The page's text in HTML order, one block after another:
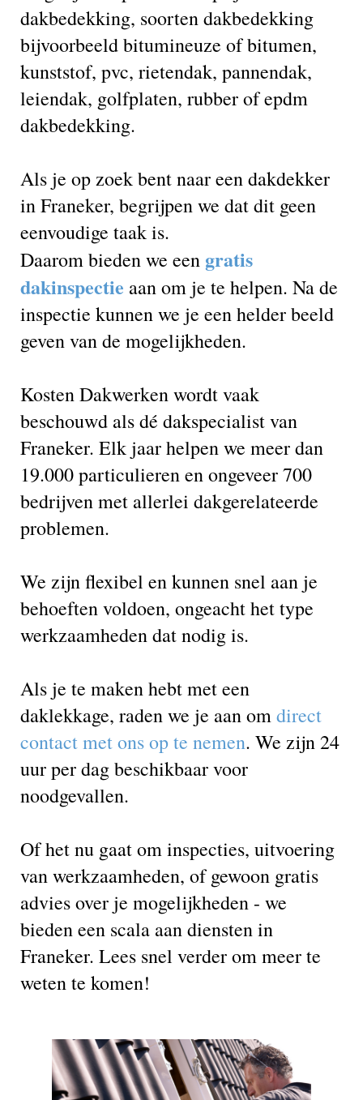
dakbedekking, soorten dakbedekking
bijvoorbeeld bitumineuze of bitumen,
kunststof, pvc, rietendak, pannendak,
leiendak, golfplaten, rubber of epdm
dakbedekking.
Als je op zoek bent naar een dakdekker
in Franeker, begrijpen we dat dit geen
eenvoudige taak is.
Daarom bieden we een gratis
dakinspectie aan om je te helpen. Na de
inspectie kunnen we je een helder beeld
geven van de mogelijkheden.
Kosten Dakwerken wordt vaak
beschouwd als dé dakspecialist van
Franeker. Elk jaar helpen we meer dan
19.000 particulieren en ongeveer 700
bedrijven met allerlei dakgerelateerde
problemen.
We zijn flexibel en kunnen snel aan je
behoeften voldoen, ongeacht het type
werkzaamheden dat nodig is.
Als je te maken hebt met een
daklekkage, raden we je aan omdirect
contact met ons op te nemen. We zijn 24
uur per dag beschikbaar voor
noodgevallen.
Of het nu gaat om inspecties, uitvoering
van werkzaamheden, of gewoon gratis
advies over je mogelijkheden - we
bieden een scala aan diensten in
Franeker. Lees snel verder om meer te
weten te komen!